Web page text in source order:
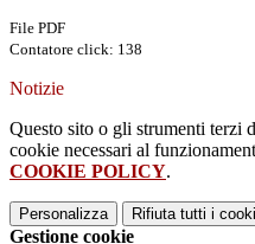
File PDF
Contatore click: 138
Notizie
Questo sito o gli strumenti terzi
cookie necessari al
COOKIE POLICY.
Personalizza Rifiuta tutti i
Gestione cookie